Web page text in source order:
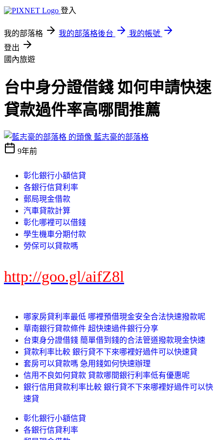
登入
我的部落格 我的部落格後台
我的帳號
登出
國內旅遊
台中身分證借錢 如何申請快速
貸款過件率高哪間推薦
藍志豪的部落格
9年前
彰化銀行小額信貸
各銀行信貸利率
郵局現金借款
汽車貸款計算
彰化哪裡可以借錢
學生機車分期付款
勞保可以貸款嗎
http://goo.gl/aifZ8l
哪家房貸利率最低 哪裡預借現金安全合法快速撥款呢
華南銀行貸款條件 超快速過件銀行分享
台東身分證借錢 簡單借到錢的合法管道撥款現金快速
貸款利率比較 銀行貸不下來哪裡好過件可以快速貸
套房可以貸款嗎 急用錢如何快速辦理
信用不良如何貸款 貸款哪間銀行利率低有優惠呢
銀行信用貸款利率比較 銀行貸不下來哪裡好過件可以快
速貸
彰化銀行小額信貸
各銀行信貸利率